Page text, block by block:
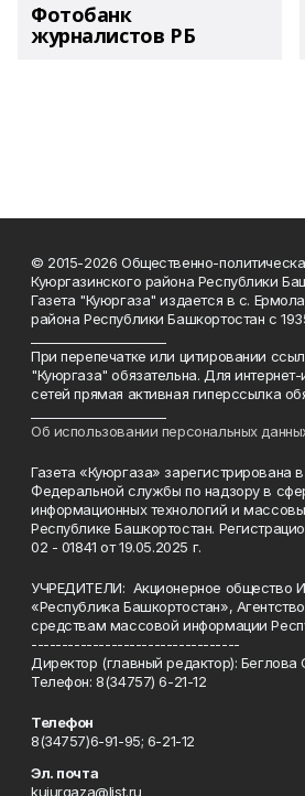
Фотобанк
журналистов РБ
© 2015-2026 Общественно-
Куюргазинского района Республики
Газета "Куюргаза" издается в с.
района Республики Башкортостан с
При перепечатке или цитировании
"Куюргаза" обязательна. Для
сетей прямая активная гиперссылка
Об использовании персональных
Газета «Куюргаза» зарегистрирована
Федеральной службы по надзору в
информационных технологий и
Республике Башкортостан.
02 - 01841 от 19.05.2025 г.
УЧРЕДИТЕЛИ: Акционерное общество
«Республика Башкортостан»,
средствам массовой информации
----------------------------------
Директор (главный редактор): Беглова
Телефон: 8(34757) 6-21-12
Телефон
8(34757)6-91-95; 6-21-12
Эл. почта
kuiurgaza@list.ru